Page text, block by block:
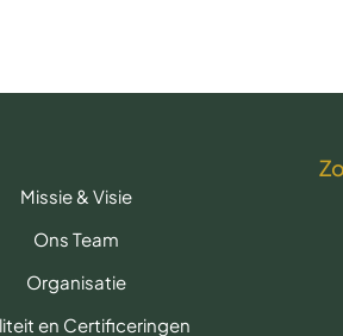
Missie & Visie
Ons Team
Organisatie
en Certificeringen